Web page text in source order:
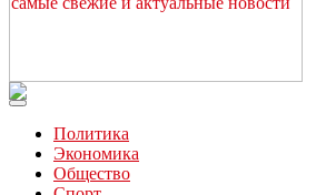
Читайте последние новости дня в
Политика
Экономика
Общество